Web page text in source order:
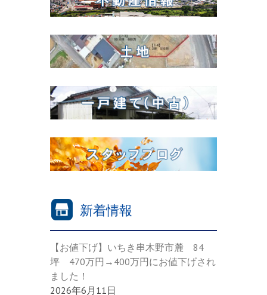
新着情報
【お値下げ】いちき串木野市麓 84
坪 470万円→400万円にお値下げされ
ました！
2026年6月11日